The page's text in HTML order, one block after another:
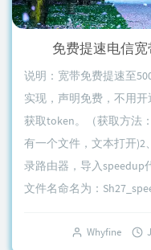
免费提速电信宽
说明：宽带免费提速至
实现，声明免费，不用开
获取token。（获取方法
有一个文件，文本打开)2
录路由器，导入speedup
文件名命名为：
Whyfine